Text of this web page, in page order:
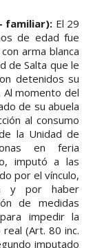
familiar): El 29
de edad fue
arma blanca
de Salta que le
detenidos su
momento del
de su abuela
al consumo
la Unidad de
en feria
imputó a las
por el vínculo,
y por haber
de medidas
impedir la
(Art. 80 inc.
imputado